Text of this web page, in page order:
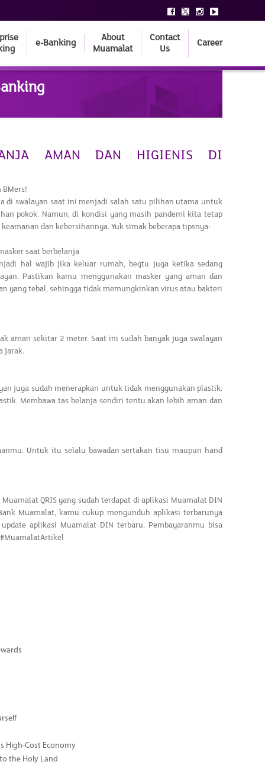
e-Banking
About
Muamalat
Contact
Us
Career
AMAN DAN HIGIENIS DI
di swalayan saat ini menjadi salah satu pilihan utama untuk
pokok. Namun, di kondisi yang masih pandemi kita tetap
dan kebersihannya. Yuk simak beberapa tipsnya:
saat berbelanja
hal wajib jika keluar rumah, begtu juga ketika sedang
Pastikan kamu menggunakan masker yang aman dan
yang tebal, sehingga tidak memungkinkan virus atau bakteri
aman sekitar 2 meter. Saat ini sudah banyak juga swalayan
jarak.
juga sudah menerapkan untuk tidak menggunakan plastik.
Membawa tas belanja sendiri tentu akan lebih aman dan
Untuk itu selalu bawadan sertakan tisu maupun hand
QRIS yang sudah terdapat di aplikasi Muamalat DIN
Muamalat, kamu cukup mengunduh aplikasi terbarunya
aplikasi Muamalat DIN terbaru. Pembayaranmu bisa
High-Cost Economy
the Holy Land